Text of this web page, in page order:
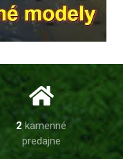
2 kamenné
predajne